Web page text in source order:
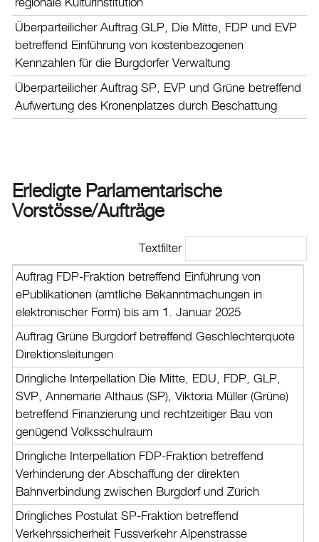
regionale Kulturinstitution
Überparteilicher Auftrag GLP, Die Mitte, FDP und EVP
betreffend Einführung von kostenbezogenen
Kennzahlen für die Burgdorfer Verwaltung
Überparteilicher Auftrag SP, EVP und Grüne betreffend
Aufwertung des Kronenplatzes durch Beschattung
Erledigte Parlamentarische
Vorstösse/Aufträge
Textfilter
Auftrag FDP-Fraktion betreffend Einführung von
ePublikationen (amtliche Bekanntmachungen in
elektronischer Form) bis am 1. Januar 2025
Auftrag Grüne Burgdorf betreffend Geschlechterquote
Direktionsleitungen
Dringliche Interpellation Die Mitte, EDU, FDP, GLP,
SVP, Annemarie Althaus (SP), Viktoria Müller (Grüne)
betreffend Finanzierung und rechtzeitiger Bau von
genügend Volksschulraum
Dringliche Interpellation FDP-Fraktion betreffend
Verhinderung der Abschaffung der direkten
Bahnverbindung zwischen Burgdorf und Zürich
Dringliches Postulat SP-Fraktion betreffend
Verkehrssicherheit Fussverkehr Alpenstrasse